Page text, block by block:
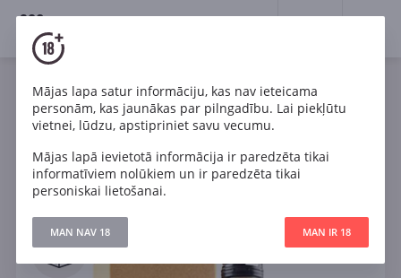
18+
Filtri ATJAUNOT
Meklēt
Visi IELIKT GROZĀ
Mājas lapa satur informāciju, kas nav ieteicama
personām, kas jaunākas par pilngadību. Lai piekļūtu
vietnei, lūdzu, apstipriniet savu vecumu.
Mājas lapā ievietotā informācija ir paredzēta tikai
informatīviem nolūkiem un ir paredzēta tikai
personiskai lietošanai.
MAN NAV 18 MAN IR 18